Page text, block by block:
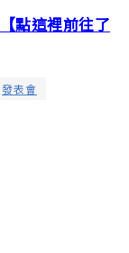
【點這裡前往了
發表會